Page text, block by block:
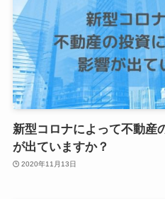
新型コロナによって不動産
が出ていますか？
2020年11月13日